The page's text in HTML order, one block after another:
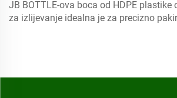
kapacitet za pakiranje boja i
ljepilo
JB BOTTLE-ova boca od HDPE plastike
za izlijevanje idealna je za precizno